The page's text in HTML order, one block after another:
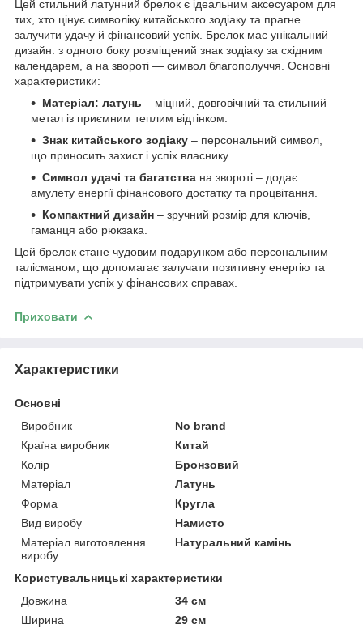
Цей стильний латунний брелок є ідеальним аксесуаром для
тих, хто цінує символіку китайського зодіаку та прагне
залучити удачу й фінансовий успіх. Брелок має унікальний
дизайн: з одного боку розміщений знак зодіаку за східним
календарем, а на звороті — символ благополуччя. Основні
характеристики:
Матеріал: латунь – міцний, довговічний та стильний
метал із приємним теплим відтінком.
Знак китайського зодіаку – персональний символ,
що приносить захист і успіх власнику.
Символ удачі та багатства на звороті – додає
амулету енергії фінансового достатку та процвітання.
Компактний дизайн – зручний розмір для ключів,
гаманця або рюкзака.
Цей брелок стане чудовим подарунком або персональним
талісманом, що допомагає залучати позитивну енергію та
підтримувати успіх у фінансових справах.
Приховати
Характеристики
Основні
Виробник
No brand
Країна виробник
Китай
Колір
Бронзовий
Матеріал
Латунь
Форма
Кругла
Вид виробу
Намисто
Матеріал виготовлення
виробу
Натуральний камінь
Користувальницькі характеристики
Довжина
34 см
Ширина
29 см